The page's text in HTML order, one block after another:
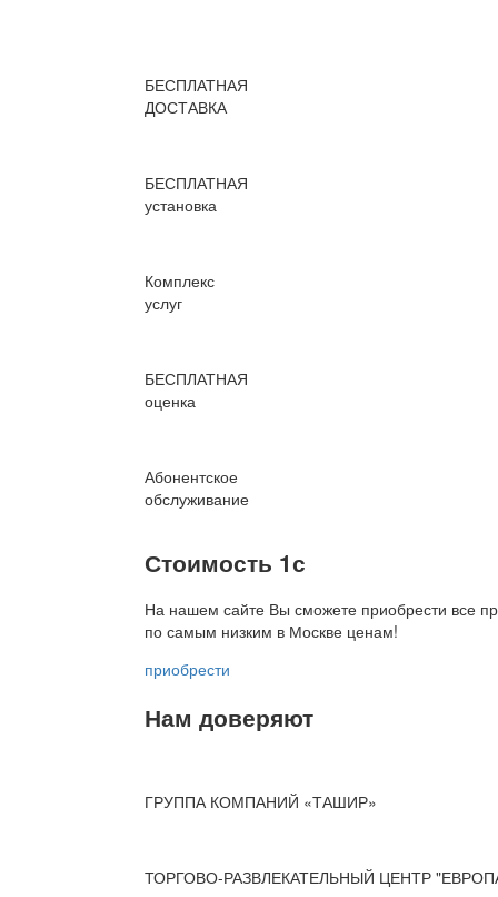
БЕСПЛАТНАЯ
ДОСТАВКА
БЕСПЛАТНАЯ
установка
Комплекс
услуг
БЕСПЛАТНАЯ
оценка
Абонентское
обслуживание
Стоимость 1с
На нашем сайте Вы сможете приобрести все
по самым низким в Москве ценам!
приобрести
Нам доверяют
ГРУППА КОМПАНИЙ «ТАШИР»
ТОРГОВО-РАЗВЛЕКАТЕЛЬНЫЙ ЦЕНТР